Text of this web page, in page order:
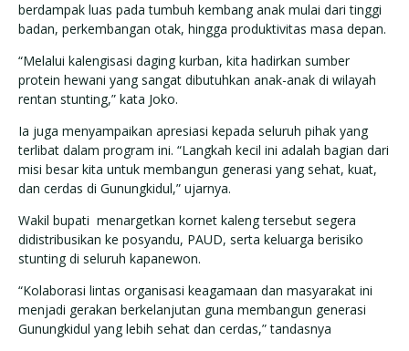
berdampak luas pada tumbuh kembang anak mulai dari tinggi
badan, perkembangan otak, hingga produktivitas masa depan.
“Melalui kalengisasi daging kurban, kita hadirkan sumber
protein hewani yang sangat dibutuhkan anak-anak di wilayah
rentan stunting,” kata Joko.
Ia juga menyampaikan apresiasi kepada seluruh pihak yang
terlibat dalam program ini. “Langkah kecil ini adalah bagian dari
misi besar kita untuk membangun generasi yang sehat, kuat,
dan cerdas di Gunungkidul,” ujarnya.
Wakil bupati menargetkan kornet kaleng tersebut segera
didistribusikan ke posyandu, PAUD, serta keluarga berisiko
stunting di seluruh kapanewon.
“Kolaborasi lintas organisasi keagamaan dan masyarakat ini
menjadi gerakan berkelanjutan guna membangun generasi
Gunungkidul yang lebih sehat dan cerdas,” tandasnya